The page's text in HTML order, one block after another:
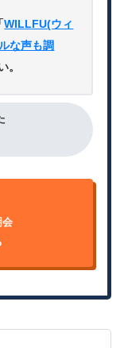
WILLFU(ウィ
な声も調
。
会